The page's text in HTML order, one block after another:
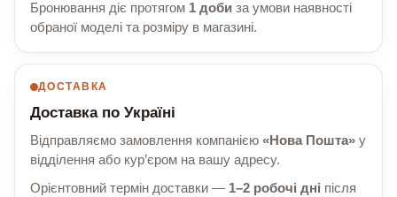
Бронювання діє протягом 1 доби за умови наявності
обраної моделі та розміру в магазині.
ДОСТАВКА
Доставка по Україні
Відправляємо замовлення компанією «Нова Пошта» у
відділення або кур’єром на вашу адресу.
Орієнтовний термін доставки — 1–2 робочі дні після